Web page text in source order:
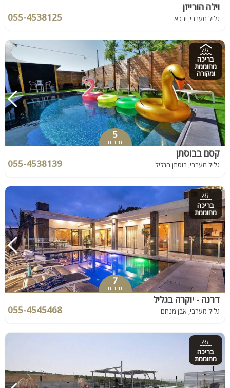
וילה הורייזן
גליל מערבי, ירכא 055-4538125
בריכה
מחוממת
ומקורה
5
חדרים
קסם בבוסתן
גליל מערבי, בוסתן הגליל 055-4538139
בריכה
מחוממת
7
חדרים
דרנה - יוקרה בגליל
גליל מערבי, אבן מנחם 055-4545468
בריכה
מחוממת